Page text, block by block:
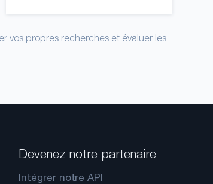
vos propres recherches et évaluer les
Devenez notre partenaire
Intégrer notre API